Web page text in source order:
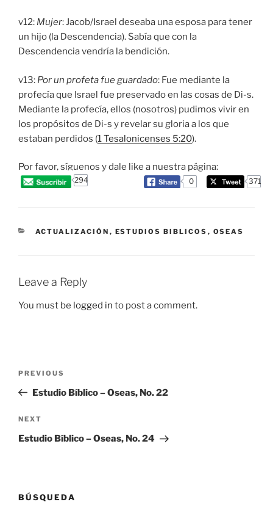
v12: Mujer: Jacob/Israel deseaba una esposa para tener
un hijo (la Descendencia). Sabía que con la
Descendencia vendría la bendición.
v13: Por un profeta fue guardado: Fue mediante la
profecía que Israel fue preservado en las cosas de Di-s.
Mediante la profecía, ellos (nosotros) pudimos vivir en
los propósitos de Di-s y revelar su gloria a los que
estaban perdidos (1 Tesalonicenses 5:20).
Por favor, síguenos y dale like a nuestra página:
294 0 371
CATEGORIES
ACTUALIZACIÓN , ESTUDIOS BIBLICOS , OSEAS
Leave a Reply
You must be logged in to post a comment.
Previous
Post
PREVIOUS
Estudio Bíblico – Oseas, No. 22
Next
Post
NEXT
Estudio Bíblico – Oseas, No. 24
BÚSQUEDA